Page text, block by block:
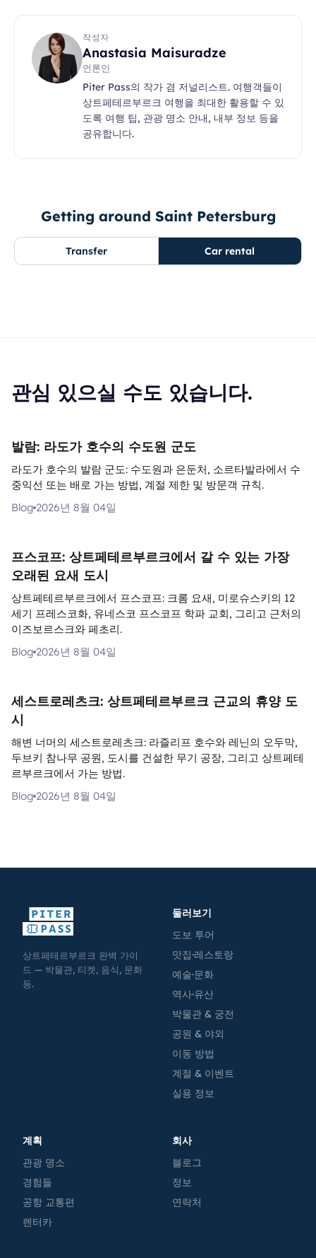
작성자
Anastasia Maisuradze
언론인
Piter Pass의 작가 겸 저널리스트. 여행객들이
상트페테르부르크 여행을 최대한 활용할 수 있
도록 여행 팁, 관광 명소 안내, 내부 정보 등을
공유합니다.
Getting around Saint Petersburg
Transfer Car rental
관심 있으실 수도 있습니다.
발람: 라도가 호수의 수도원 군도
라도가 호수의 발람 군도: 수도원과 은둔처, 소르타발라에서 수
중익선 또는 배로 가는 방법, 계절 제한 및 방문객 규칙.
Blog 2026년 8월 04일
프스코프: 상트페테르부르크에서 갈 수 있는 가장
오래된 요새 도시
상트페테르부르크에서 프스코프: 크롬 요새, 미로슈스키의 12
세기 프레스코화, 유네스코 프스코프 학파 교회, 그리고 근처의
이즈보르스크와 페초리.
Blog 2026년 8월 04일
세스트로레츠크: 상트페테르부르크 근교의 휴양 도
시
해변 너머의 세스트로레츠크: 라즐리프 호수와 레닌의 오두막,
두브키 참나무 공원, 도시를 건설한 무기 공장, 그리고 상트페테
르부르크에서 가는 방법.
Blog 2026년 8월 04일
상트페테르부르크 완벽 가이
드 — 박물관, 티켓, 음식, 문화
등.
둘러보기
도보 투어
맛집·레스토랑
예술·문화
역사·유산
박물관 & 궁전
공원 & 야외
이동 방법
계절 & 이벤트
실용 정보
계획
관광 명소
경험들
공항 교통편
렌터카
회사
블로그
정보
연락처